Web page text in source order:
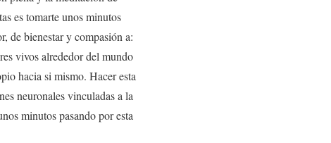
es tomarte unos minutos
de bienestar y compasión a:
vivos alrededor del mundo
hacia si mismo. Hacer esta
neuronales vinculadas a la
minutos pasando por esta